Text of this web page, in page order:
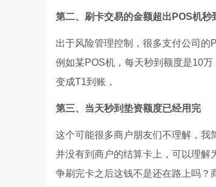
第二、刷卡交易的金额超出POS机秒
出于风险管理控制，很多支付公司的
例如某POS机，每天秒到额度是10
变成T1到账，
第三、当天秒到垫资额度已经用完
这个可能很多商户朋友们不理解，我
并没有到商户的结算卡上，可以理
争刷完卡之后这钱不是还在路上吗？